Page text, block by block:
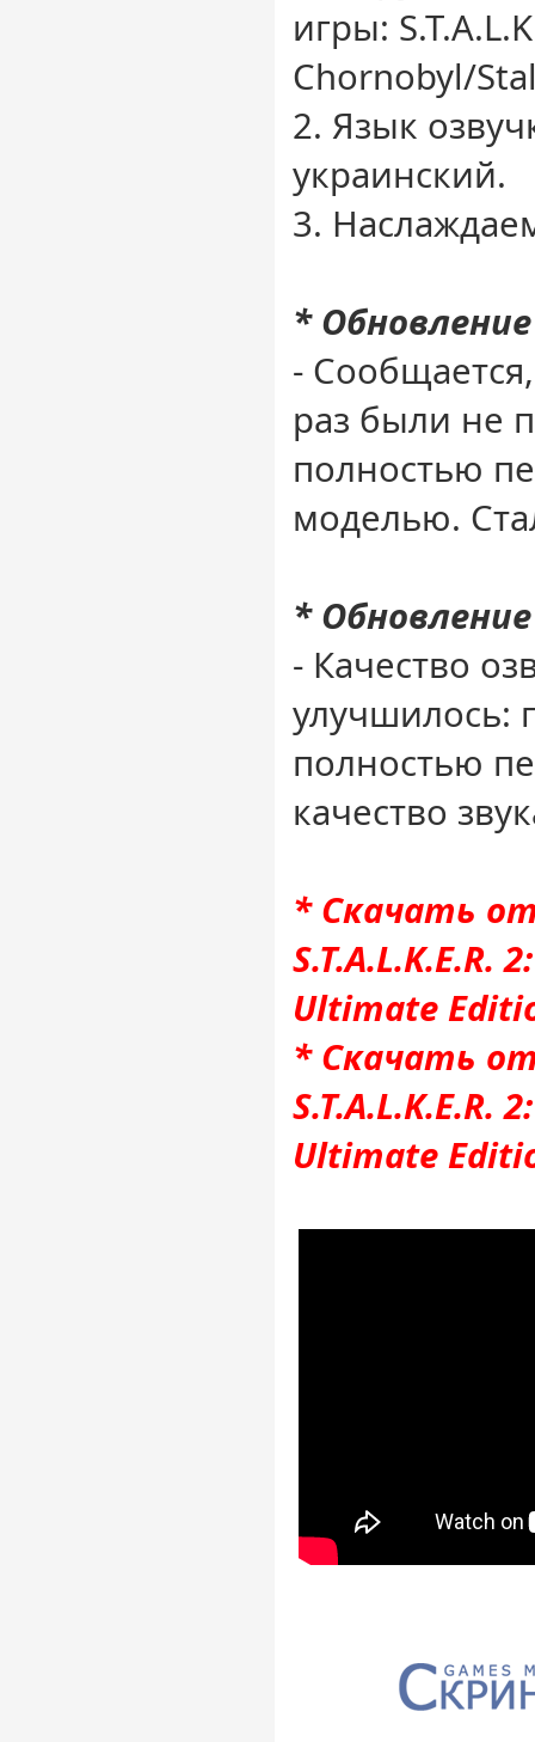
игры:
Chornobyl/
2. Язык
украинский.
3.
*
-
раз были не
полностью
моделью.
*
- Качество
улучшилось:
полностью
качество
* Скачать
S.T.A.L.K.E.R.
Ultimate
* Скачать
S.T.A.L.K.E.R.
Ultimate